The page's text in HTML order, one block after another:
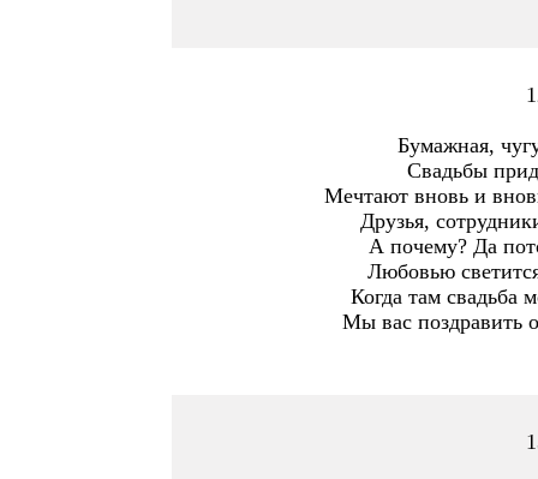
Бумажная,
Свадьбы
Мечтают вновь и
Друзья,
А почему? Да
Любовью
Когда там свадьба
Мы вас поздравить